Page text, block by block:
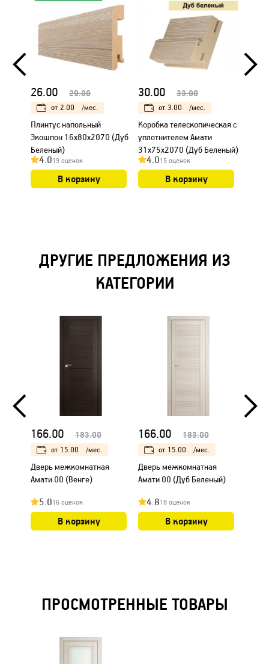
26.00 29.00
от 2.00 /мес.
Плинтус напольный
Экошпон 16х80х2070 (Дуб
Беленый)
4.019 оценок
В корзину
30.00 33.00
от 3.00 /мес.
Коробка телескопическая с
уплотнителем Амати
31х75х2070 (Дуб Беленый)
4.015 оценок
В корзину
ДРУГИЕ ПРЕДЛОЖЕНИЯ ИЗ
КАТЕГОРИИ
166.00 183.00
от 15.00 /мес.
Дверь межкомнатная
Амати 00 (Венге)
5.016 оценок
В корзину
166.00 183.00
от 15.00 /мес.
Дверь межкомнатная
Амати 00 (Дуб Беленый)
4.818 оценок
В корзину
ПРОСМОТРЕННЫЕ ТОВАРЫ